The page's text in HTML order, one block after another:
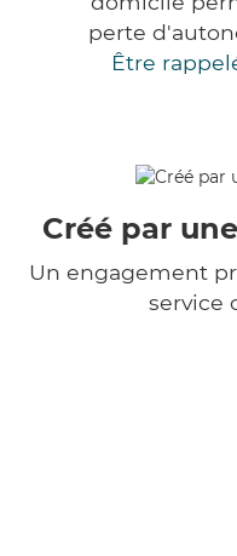
perte
Être
Créé par
Un engagement
service